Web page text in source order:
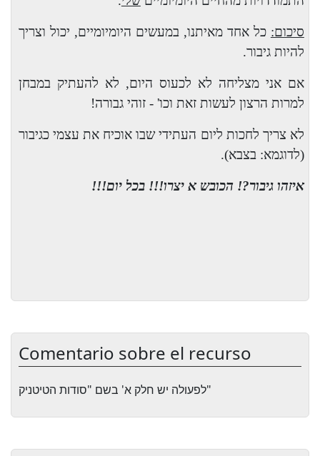
סיכום: כל אחד מאיתנו, במעשים היומיומיים, יכול וצריך
להיות גיבור.
אם אני מצליחה לא לכעוס היום, לא להעתיק במבחן
למרות הרצון לעשות זאת וכו' - זוהי גבורה!
לא צריך לחכות ליום העתידי שבו אוכיח את עצמי כגיבור
(לדוגמא: בצבא).
איזהו גיבור?! הכובש א יצרו!!! בכל יום!!!
Comentario sobre el recurso
לפעולה יש חלק א' בשם "סודות הטיטניק"